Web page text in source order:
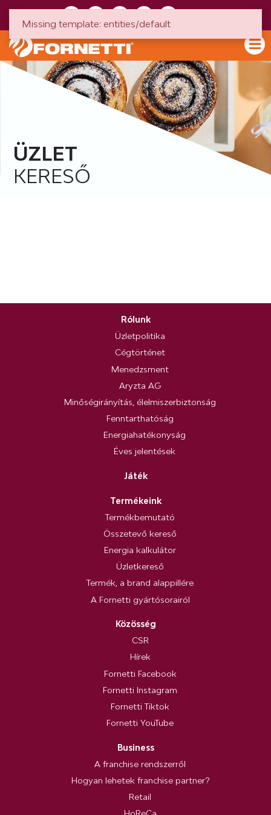
ÜZLET
KERESŐ
Rólunk
Üzletpolitika
Cégtörténet
Menedzsment
Aryzta AG
Minőségirányítás, élelmiszerbiztonság
Fenntarthatóság
Energiahatékonyság
Éves jelentések
Játék
Termékeink
Termékbemutató
Összetevő kereső
Energia kalkulátor
Üzletkereső
Termék, a brand alappillére
A Fornetti gyártósorairól
Közösség
CSR
Hírek
Fornetti Facebook
Fornetti Instagram
Fornetti Tiktok
Fornetti YouTube
Business
A franchise rendszerről
Hogyan lehetek franchise partner?
Retail
Missing template: entities/default